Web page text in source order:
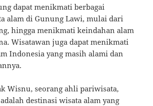
dapat menikmati berbagai
alam di Gunung Lawi, mulai dari
hingga menikmati keindahan alam
Wisatawan juga dapat menikmati
Indonesia yang masih alami dan
Wisnu, seorang ahli pariwisata,
destinasi wisata alam yang